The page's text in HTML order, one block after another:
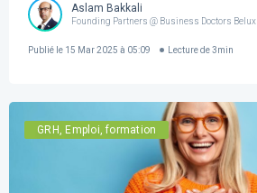
Aslam Bakkali
Founding Partners @ Business Doctors Belux
Publié le 15 Mar 2025 à 05:09 Lecture de 3min
GRH, Emploi, formation